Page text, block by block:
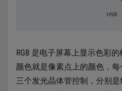
RGB 是电子屏幕上显示色彩
颜色就是像素点上的颜色，
三个发光晶体管控制，分别是